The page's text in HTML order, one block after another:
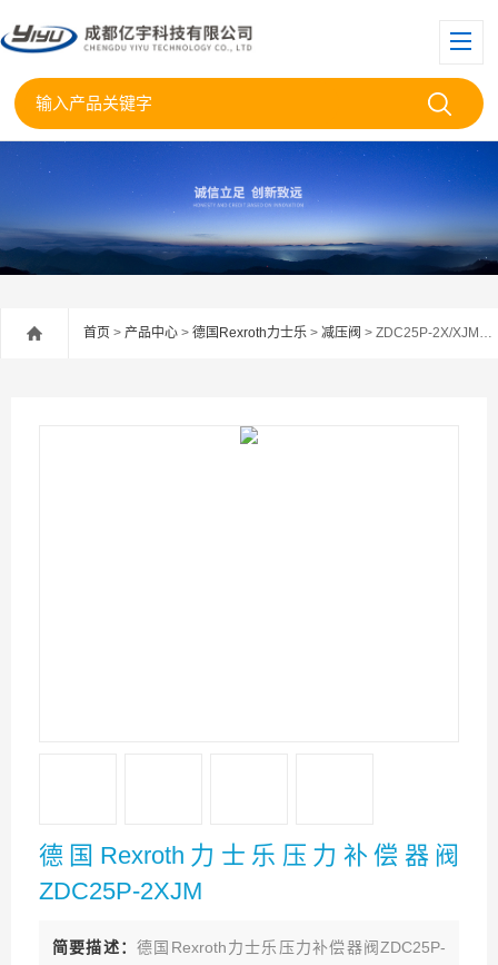
首页 > 产品中心 > 德国Rexroth力士乐 > 减压阀 > ZDC25P-2X/XJM德国Rexroth力士乐压力补偿器阀ZDC25P-2XJM
德国Rexroth力士乐压力补偿器阀
ZDC25P-2XJM
简要描述：德国Rexroth力士乐压力补偿器阀ZDC25P-